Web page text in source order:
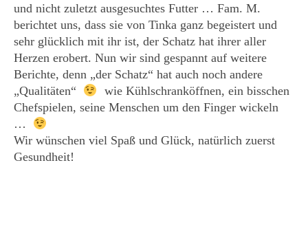
und nicht zuletzt ausgesuchtes Futter … Fam. M.
berichtet uns, dass sie von Tinka ganz begeistert und
sehr glücklich mit ihr ist, der Schatz hat ihrer aller
Herzen erobert. Nun wir sind gespannt auf weitere
Berichte, denn „der Schatz“ hat auch noch andere
„Qualitäten“
wie Kühlschranköffnen, ein bisschen
Chefspielen, seine Menschen um den Finger wickeln
…
Wir wünschen viel Spaß und Glück, natürlich zuerst
Gesundheit!